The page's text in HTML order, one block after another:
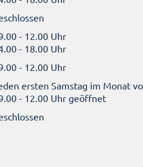
- 12.00 Uhr
- 18.00 Uhr
- 12.00 Uhr
ersten Samstag im Monat
- 12.00 Uhr geöffnet